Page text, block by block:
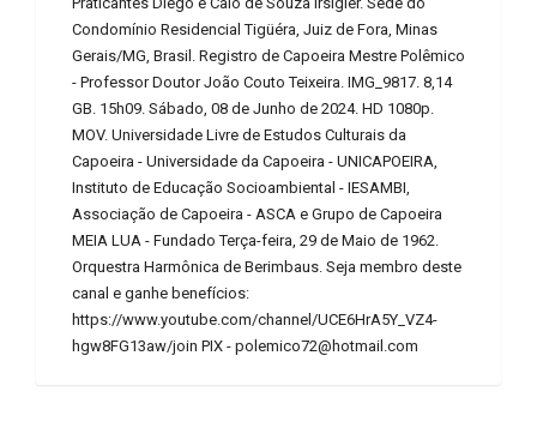
Condomínio Residencial Tigüéra, Juiz de Fora, Minas
Gerais/MG, Brasil. Registro de Capoeira Mestre Polêmico
- Professor Doutor João Couto Teixeira. IMG_9817. 8,14
GB. 15h09. Sábado, 08 de Junho de 2024. HD 1080p.
MOV. Universidade Livre de Estudos Culturais da
Capoeira - Universidade da Capoeira - UNICAPOEIRA,
Instituto de Educação Socioambiental - IESAMBI,
Associação de Capoeira - ASCA e Grupo de Capoeira
MEIA LUA - Fundado Terça-feira, 29 de Maio de 1962.
Orquestra Harmônica de Berimbaus. Seja membro deste
canal e ganhe benefícios:
https://www.youtube.com/channel/UCE6HrA5Y_VZ4-
hgw8FG13aw/join PIX - polemico72@hotmail.com